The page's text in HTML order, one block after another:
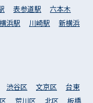
表参道駅
六本木
横浜駅 川崎駅
新横浜
渋谷区 文京区
台東
荒川区 北区 板橋